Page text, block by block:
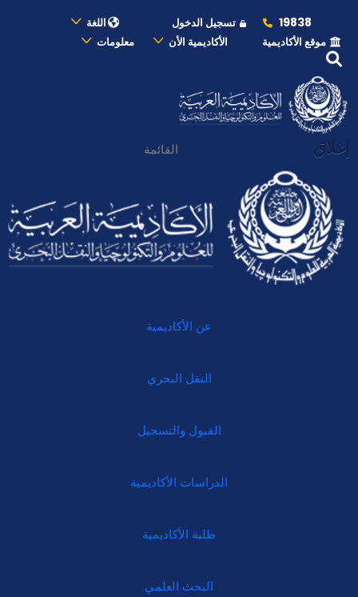
19838 تسجيل الدخول
اللغة
موقع الأكاديمية
الأكاديمية الأن معلومات
إغلاق القائمة
عن الأكاديمية
النقل البحري
القبول والتسجيل
الدراسات الأكاديمية
طلبة الأكاديمية
البحث العلمي